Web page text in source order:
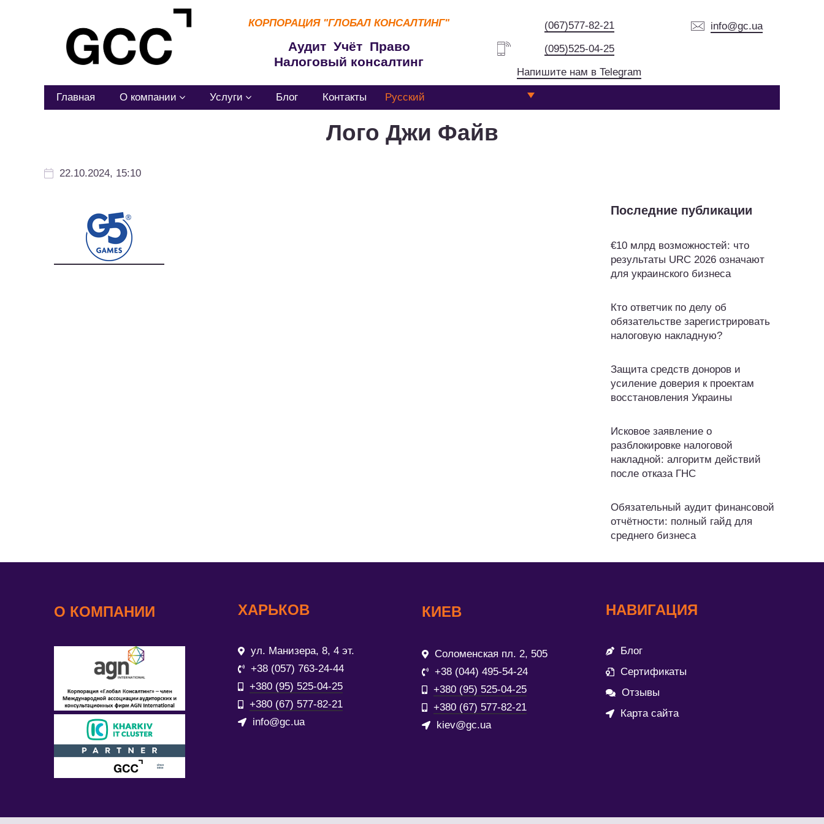
КОРПОРАЦИЯ "ГЛОБАЛ КОНСАЛТИНГ"
Аудит Учёт Право
Налоговый консалтинг
(067)577-82-21
(095)525-04-25
Напишите нам в Telegram
info@gc.ua
Главная О компании Услуги Блог Контакты Русский
Лого Джи Файв
22.10.2024, 15:10
Последние публикации
€10 млрд возможностей: что
результаты URC 2026 означают
для украинского бизнеса
Кто ответчик по делу об
обязательстве зарегистрировать
налоговую накладную?
Защита средств доноров и
усиление доверия к проектам
восстановления Украины
Исковое заявление о
разблокировке налоговой
накладной: алгоритм действий
после отказа ГНС
Обязательный аудит финансовой
отчётности: полный гайд для
среднего бизнеса
О КОМПАНИИ ХАРЬКОВ
ул. Манизера, 8, 4 эт.
+38 (057) 763-24-44
+380 (95) 525-04-25
+380 (67) 577-82-21
info@gc.ua
КИЕВ
Соломенская пл. 2, 505
+38 (044) 495-54-24
+380 (95) 525-04-25
+380 (67) 577-82-21
kiev@gc.ua
НАВИГАЦИЯ
Блог
Сертификаты
Отзывы
Карта сайта